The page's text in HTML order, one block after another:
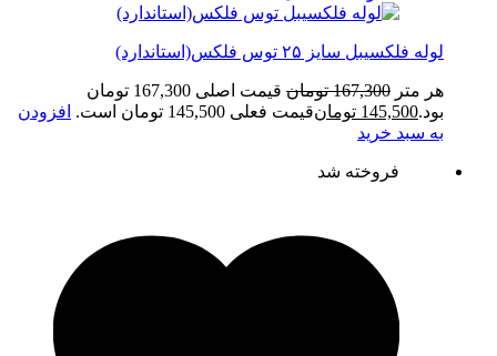
لوله فلکسیبل سایز ۲۵ توس فلکس(استاندارد)
هر متر 167,300 تومان
قیمت اصلی 167,300 تومان
بود.145,500 تومانقیمت فعلی 145,500 تومان است.
افزودن
به سبد خرید
فروخته شد